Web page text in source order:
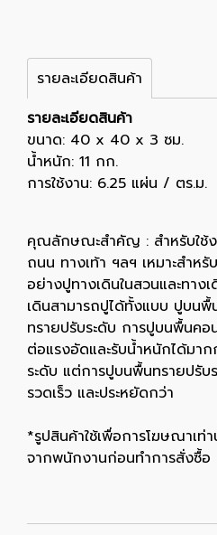
รายละเอียดสินค้า
รายละเอียดสินค้า
ขนาด: 40 x 40 x 3 ซม.
น้ำหนัก: 11 กก.
การใช้งาน: 6.25 แผ่น / ตร.ม.
คุณลักษณะสำคัญ : สำหรับใช้
ถนน ทางเท้า ฯลฯ เหมาะสำห
อย่างปูทางเดินในสวนและทา
เดินสามารถปูได้ทั้งแบบ ปูบน
ทรายปรับระดับ การปูบนพื้นค
ต่อแรงอัดและรับน้ำหนักได้มา
ระดับ แต่การปูบนพื้นทรายปรับ
รวดเร็ว และประหยัดกว่า
*รูปสินค้าใช้เพื่อการโฆษณาเท่
จากพนักงานก่อนทำการสั่งซื้อ